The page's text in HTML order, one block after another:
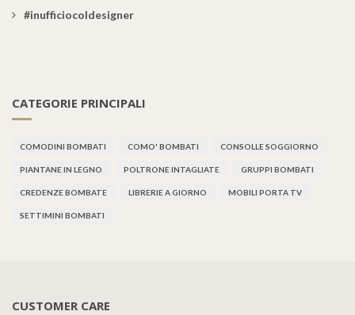
#inufficiocoldesigner
CATEGORIE PRINCIPALI
COMODINI BOMBATI COMO' BOMBATI CONSOLLE SOGGIORNO
PIANTANE IN LEGNO POLTRONE INTAGLIATE GRUPPI BOMBATI
CREDENZE BOMBATE LIBRERIE A GIORNO MOBILI PORTA TV
SETTIMINI BOMBATI
CUSTOMER CARE